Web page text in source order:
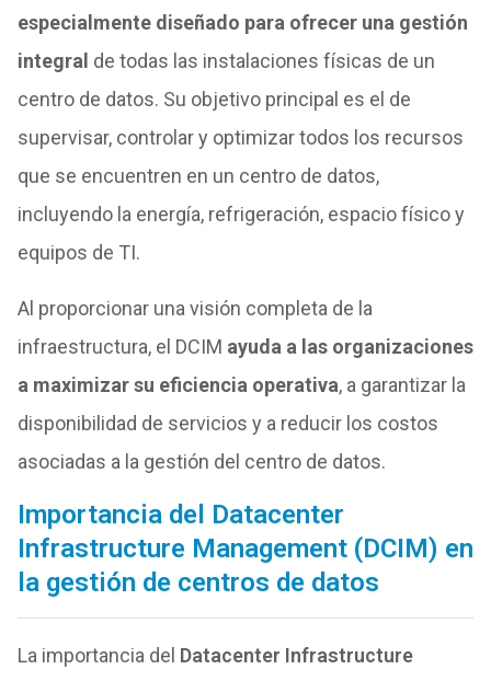
especialmente diseñado para ofrecer una gestión
integral de todas las instalaciones físicas de un
centro de datos. Su objetivo principal es el de
supervisar, controlar y optimizar todos los recursos
que se encuentren en un centro de datos,
incluyendo la energía, refrigeración, espacio físico y
equipos de TI.
Al proporcionar una visión completa de la
infraestructura, el DCIM ayuda a las organizaciones
a maximizar su eficiencia operativa, a garantizar la
disponibilidad de servicios y a reducir los costos
asociadas a la gestión del centro de datos.
Importancia del Datacenter
Infrastructure Management (DCIM) en
la gestión de centros de datos
La importancia del Datacenter Infrastructure